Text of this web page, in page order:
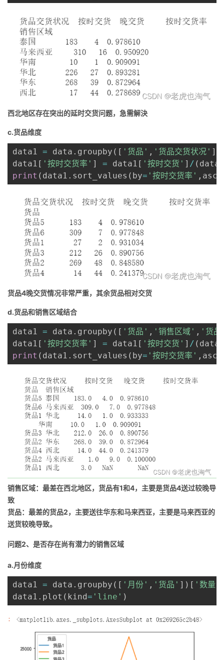
西北地区存在突出的延时交货问题，急需解決
c.货品维度
data1 = data . groupby ( [ '货品' , '货品交货状况' ]
data1 [ '按时交货率' ] = data1 [ '按时交货' ] / ( data1
print ( data1 . sort_values ( by= '按时交货率' ,
货品4晚交货情况非常严重，其余货品相对交货
d.货品和销售区域结合
data1 = data . groupby ( [ '货品' , '销售区域' , '货品
data1 [ '按时交货率' ] = data1 [ '按时交货' ] / ( data1
print ( data1 . sort_values ( by= '按时交货率' ,
销售区域：最差在西北地区，货品有1和4，主要是货品4送过较晚导
致
货品：最差的货品2，主要送往华东和马来西亚，主要是马来西亚的
送货较晚导致。
问题2、是否存在尚有潜力的销售区域
a.月份维度
data1 = data . groupby ( [ '月份' , '货品' ] ) [ '数量'
data1 . plot ( kind= 'line' )